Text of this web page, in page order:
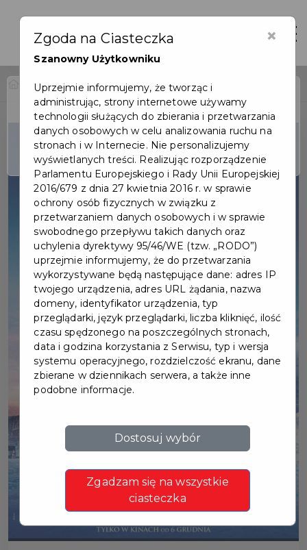
Home Wydarzenia Kino: Kina i Yuk
Wydarzenie już się
zakończyło
×
Zgoda na Ciasteczka
Szanowny Użytkowniku
Uprzejmie informujemy, że tworząc i
administrując, strony internetowe używamy
technologii służących do zbierania i przetwarzania
danych osobowych w celu analizowania ruchu na
stronach i w Internecie. Nie personalizujemy
wyświetlanych treści. Realizując rozporządzenie
Parlamentu Europejskiego i Rady Unii Europejskiej
2016/679 z dnia 27 kwietnia 2016 r. w sprawie
ochrony osób fizycznych w związku z
przetwarzaniem danych osobowych i w sprawie
swobodnego przepływu takich danych oraz
uchylenia dyrektywy 95/46/WE (tzw. „RODO”)
uprzejmie informujemy, że do przetwarzania
wykorzystywane będą następujące dane: adres IP
twojego urządzenia, adres URL żądania, nazwa
domeny, identyfikator urządzenia, typ
przeglądarki, język przeglądarki, liczba kliknięć, ilość
czasu spędzonego na poszczególnych stronach,
data i godzina korzystania z Serwisu, typ i wersja
systemu operacyjnego, rozdzielczość ekranu, dane
zbierane w dziennikach serwera, a także inne
podobne informacje.
Dostosuj wybór
Zgadzam się na wszystkie
ciasteczka